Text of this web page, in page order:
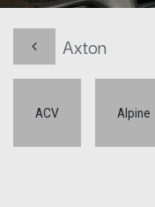
Axton
ACV Alpine